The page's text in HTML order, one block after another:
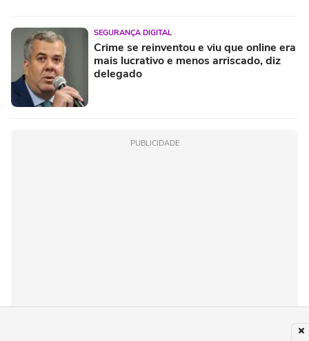
SEGURANÇA DIGITAL
Crime se reinventou e viu que online era
mais lucrativo e menos arriscado, diz
delegado
PUBLICIDADE